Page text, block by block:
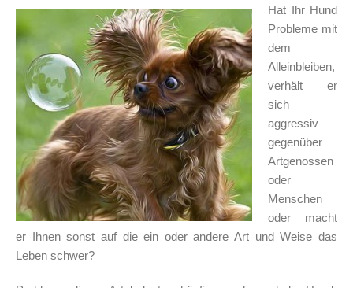
Hat Ihr Hund
Probleme mit
dem
Alleinbleiben,
verhält er
sich
aggressiv
gegenüber
Artgenossen
oder
Menschen
oder macht
er Ihnen sonst auf die ein oder andere Art und Weise das
Leben schwer?